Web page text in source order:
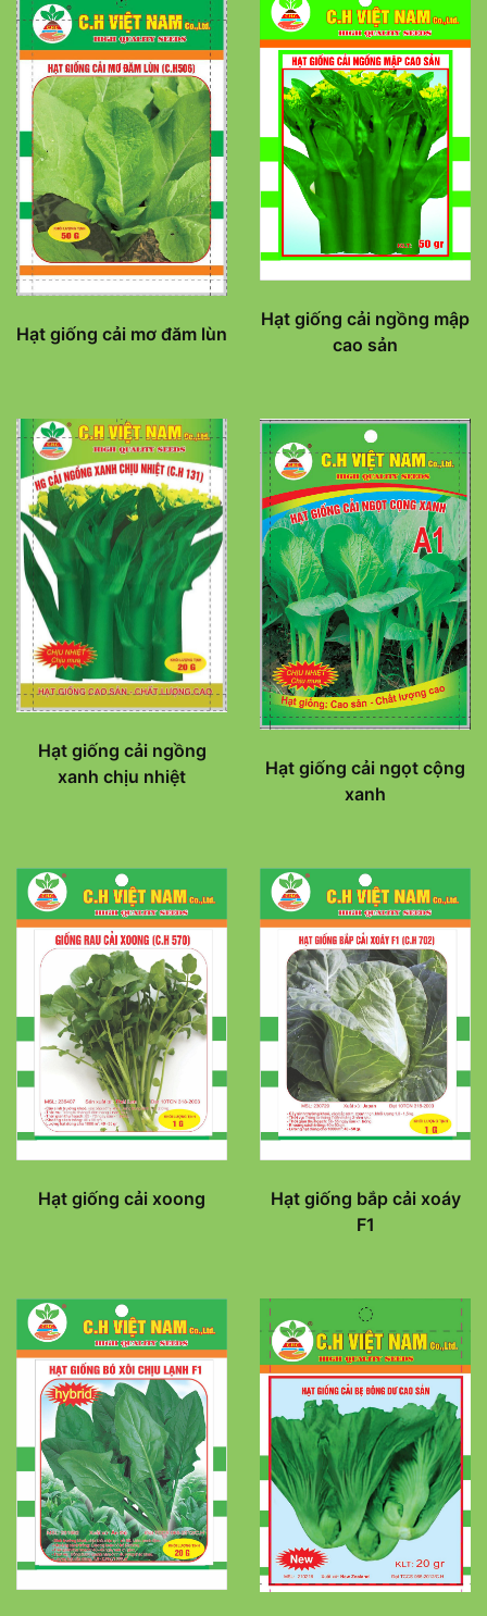
Hạt giống cải mơ đăm lùn
Hạt giống cải ngồng mập
cao sản
Hạt giống cải ngồng
xanh chịu nhiệt
Hạt giống cải ngọt cộng
xanh
Hạt giống cải xoong
Hạt giống bắp cải xoáy
F1